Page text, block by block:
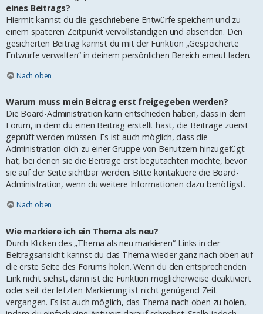
eines Beitrags?
Hiermit kannst du die geschriebene Entwürfe speichern und zu
einem späteren Zeitpunkt vervollständigen und absenden. Den
gesicherten Beitrag kannst du mit der Funktion „Gespeicherte
Entwürfe verwalten“ in deinem persönlichen Bereich erneut laden.
Nach oben
Warum muss mein Beitrag erst freigegeben werden?
Die Board-Administration kann entschieden haben, dass in dem
Forum, in dem du einen Beitrag erstellt hast, die Beiträge zuerst
geprüft werden müssen. Es ist auch möglich, dass die
Administration dich zu einer Gruppe von Benutzern hinzugefügt
hat, bei denen sie die Beiträge erst begutachten möchte, bevor
sie auf der Seite sichtbar werden. Bitte kontaktiere die Board-
Administration, wenn du weitere Informationen dazu benötigst.
Nach oben
Wie markiere ich ein Thema als neu?
Durch Klicken des „Thema als neu markieren“-Links in der
Beitragsansicht kannst du das Thema wieder ganz nach oben auf
die erste Seite des Forums holen. Wenn du den entsprechenden
Link nicht siehst, dann ist die Funktion möglicherweise deaktiviert
oder seit der letzten Markierung ist nicht genügend Zeit
vergangen. Es ist auch möglich, das Thema nach oben zu holen,